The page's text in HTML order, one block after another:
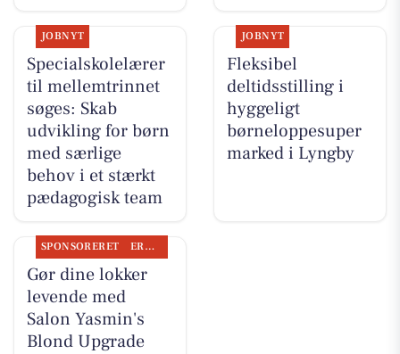
JOBNYT
Specialskolelærer
til mellemtrinnet
søges: Skab
udvikling for børn
med særlige
behov i et stærkt
pædagogisk team
JOBNYT
Fleksibel
deltidsstilling i
hyggeligt
børneloppesuper
marked i Lyngby
SPONSORERET ERHVERV
Gør dine lokker
levende med
Salon Yasmin's
Blond Upgrade